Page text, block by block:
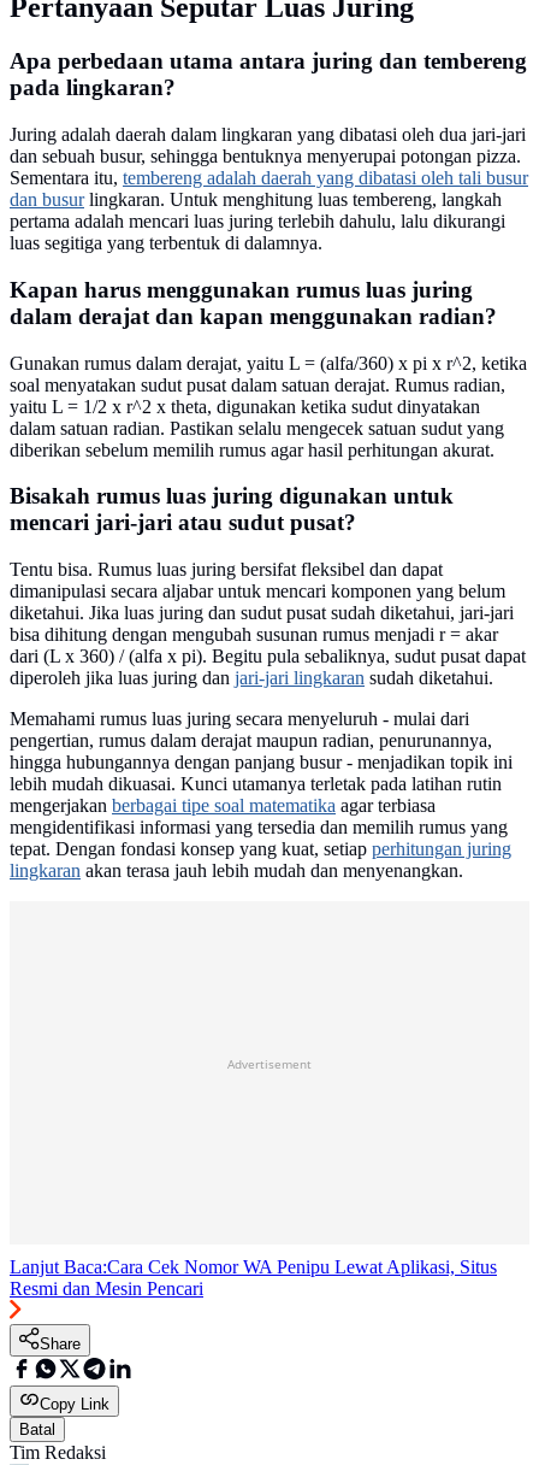
Pertanyaan Seputar Luas Juring
Apa perbedaan utama antara juring dan tembereng
pada lingkaran?
Juring adalah daerah dalam lingkaran yang dibatasi oleh dua jari-jari
dan sebuah busur, sehingga bentuknya menyerupai potongan pizza.
Sementara itu, tembereng adalah daerah yang dibatasi oleh tali busur
dan busurlingkaran. Untuk menghitung luas tembereng, langkah
pertama adalah mencari luas juring terlebih dahulu, lalu dikurangi
luas segitiga yang terbentuk di dalamnya.
Kapan harus menggunakan rumus luas juring
dalam derajat dan kapan menggunakan radian?
Gunakan rumus dalam derajat, yaitu L = (alfa/360) x pi x r^2, ketika
soal menyatakan sudut pusat dalam satuan derajat. Rumus radian,
yaitu L = 1/2 x r^2 x theta, digunakan ketika sudut dinyatakan
dalam satuan radian. Pastikan selalu mengecek satuan sudut yang
diberikan sebelum memilih rumus agar hasil perhitungan akurat.
Bisakah rumus luas juring digunakan untuk
mencari jari-jari atau sudut pusat?
Tentu bisa. Rumus luas juring bersifat fleksibel dan dapat
dimanipulasi secara aljabar untuk mencari komponen yang belum
diketahui. Jika luas juring dan sudut pusat sudah diketahui, jari-jari
bisa dihitung dengan mengubah susunan rumus menjadi r = akar
dari (L x 360) / (alfa x pi). Begitu pula sebaliknya, sudut pusat dapat
diperoleh jika luas juring dan jari-jari lingkaran sudah diketahui.
Memahami rumus luas juring secara menyeluruh - mulai dari
pengertian, rumus dalam derajat maupun radian, penurunannya,
hingga hubungannya dengan panjang busur - menjadikan topik ini
lebih mudah dikuasai. Kunci utamanya terletak pada latihan rutin
mengerjakan berbagai tipe soal matematika agar terbiasa
mengidentifikasi informasi yang tersedia dan memilih rumus yang
tepat. Dengan fondasi konsep yang kuat, setiap perhitungan juring
lingkaran akan terasa jauh lebih mudah dan menyenangkan.
Advertisement
Lanjut Baca:Cara Cek Nomor WA Penipu Lewat Aplikasi, Situs
Resmi dan Mesin Pencari
Share
Copy Link
Batal
Tim Redaksi